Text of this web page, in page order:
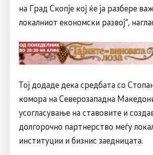
на Град Скопје кој ќе ја разбере
локалниот економски развој“,
Тој додаде дека средбата со
комора на Северозападна
усогласување на ставовите и
долгорочно партнерство меѓу
институции и бизнис заедницата.